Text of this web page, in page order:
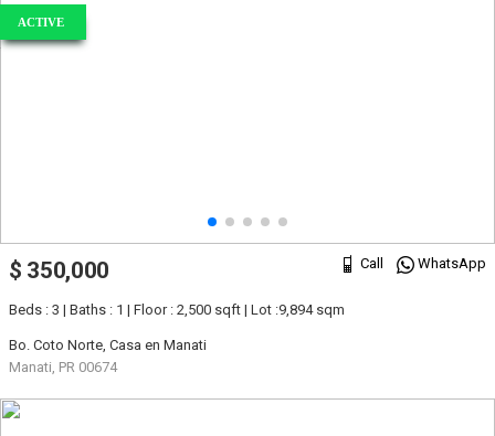
ACTIVE
Call WhatsApp
$ 350,000
Beds : 3 | Baths : 1 | Floor : 2,500 sqft | Lot :9,894 sqm
Bo. Coto Norte, Casa en Manati
Manati, PR 00674